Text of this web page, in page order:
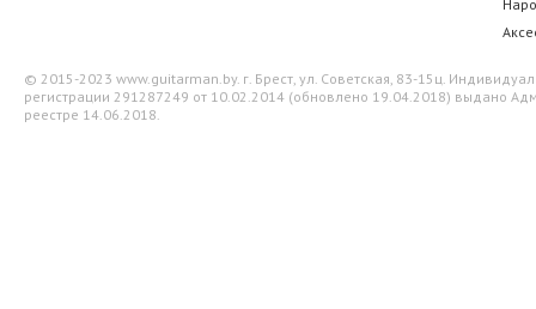
© 2015-2023 www.guitarman.by. г. Брест, ул. Советская, 83-15ц.
регистрации 291287249 от 10.02.2014 (обновлено 19.04.2018) выдано
реестре 14.06.2018.